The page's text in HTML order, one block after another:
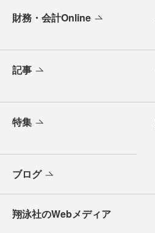
財務・会計Online
記事
特集
ブログ
翔泳社のWebメディア